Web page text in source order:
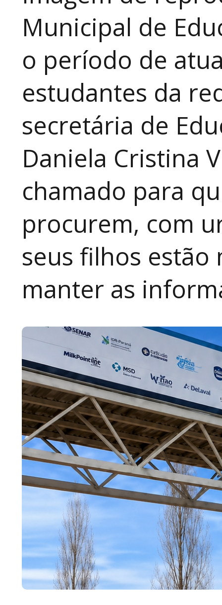
Municipal de
o período de
estudantes da
secretária de
Daniela Cristina
chamado para
procurem, com
seus filhos
manter as